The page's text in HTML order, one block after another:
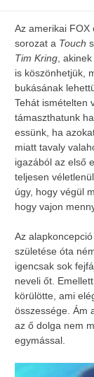
Az amerikai FOX
sorozat a Touch
Tim Kring,
is köszönhetjük,
bukásának
Tehát ismételten
támaszthatunk
essünk, ha
miatt tavaly
igazából az első
teljesen
úgy, hogy végül
hogy vajon
Az
születése óta
igencsak sok
neveli őt.
körülötte, ami
összessége. Ám
az ő dolga nem
egymással.